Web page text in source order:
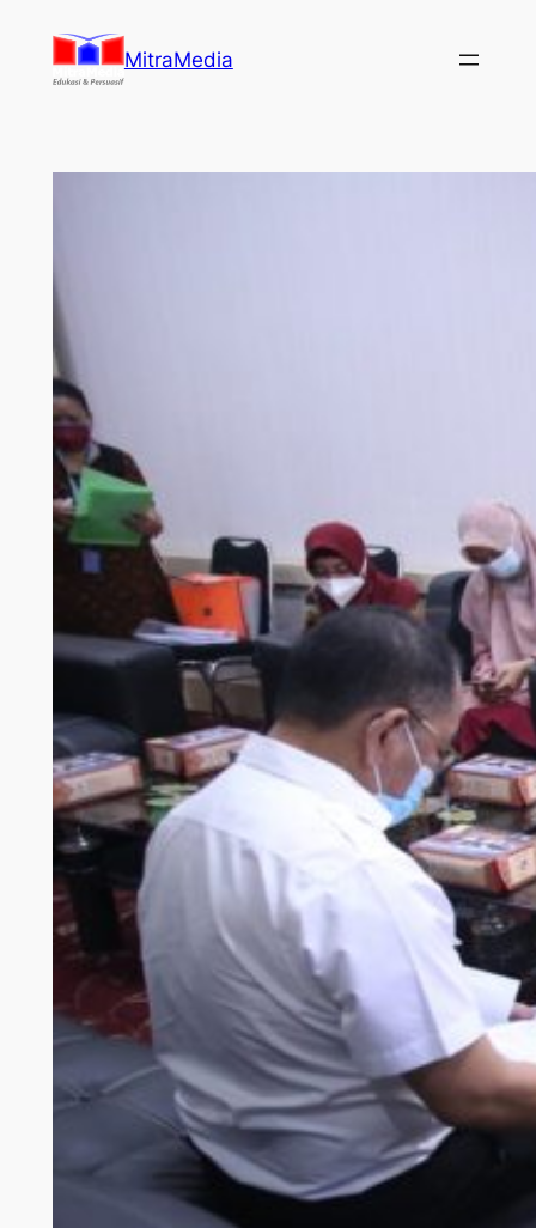
konten
MitraMedia